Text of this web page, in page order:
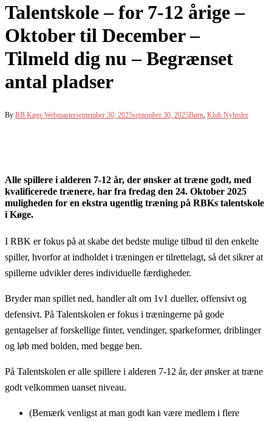
Talentskole – for 7-12 årige –
Oktober til December –
Tilmeld dig nu – Begrænset
antal pladser
By RB Køge Webmasterseptember 30, 2025september 30, 2025Børn, Klub Nyheder
Alle spillere i alderen 7-12 år, der ønsker at træne godt, med
kvalificerede trænere, har fra fredag den 24. Oktober 2025
muligheden for en ekstra ugentlig træning på RBKs talentskole
i Køge.
I RBK er fokus på at skabe det bedste mulige tilbud til den enkelte
spiller, hvorfor at indholdet i træningen er tilrettelagt, så det sikrer at
spillerne udvikler deres individuelle færdigheder.
Bryder man spillet ned, handler alt om 1v1 dueller, offensivt og
defensivt. På Talentskolen er fokus i træningerne på gode
gentagelser af forskellige finter, vendinger, sparkeformer, driblinger
og løb med bolden, med begge ben.
På Talentskolen er alle spillere i alderen 7-12 år, der ønsker at træne
godt velkommen uanset niveau.
(Bemærk venligst at man godt kan være medlem i flere